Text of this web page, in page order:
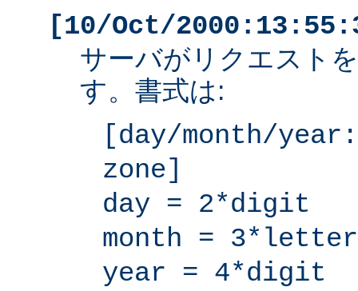
[10/Oct/
サーバがリクエスト
す。書式は:
[day/month/
zone]
day = 2*digit
month = 3*letter
year = 4*digit